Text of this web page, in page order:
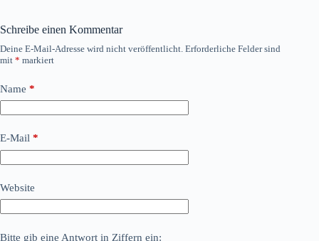
Schreibe einen Kommentar
Deine E-Mail-Adresse wird nicht veröffentlicht. Erforderliche Felder sind
mit * markiert
Name *
E-Mail *
Website
Bitte gib eine Antwort in Ziffern ein: